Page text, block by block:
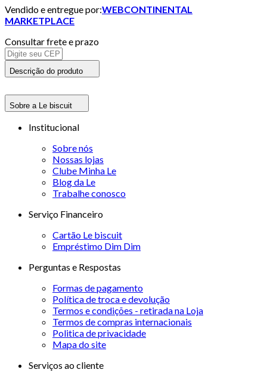
Vendido e entregue por:WEBCONTINENTAL
MARKETPLACE
Consultar frete e prazo
Descrição do produto
Sobre a Le biscuit
Institucional
Sobre nós
Nossas lojas
Clube Minha Le
Blog da Le
Trabalhe conosco
Serviço Financeiro
Cartão Le biscuit
Empréstimo Dim Dim
Perguntas e Respostas
Formas de pagamento
Política de troca e devolução
Termos e condições - retirada na Loja
Termos de compras internacionais
Politica de privacidade
Mapa do site
Serviços ao cliente